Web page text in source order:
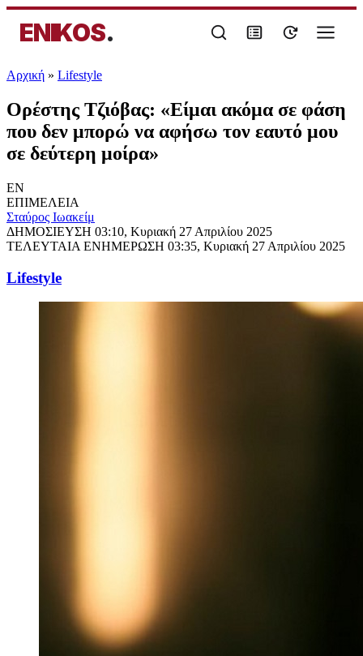
ENIKOS.
Αρχική » Lifestyle
Ορέστης Τζιόβας: «Είμαι ακόμα σε φάση
που δεν μπορώ να αφήσω τον εαυτό μου
σε δεύτερη μοίρα»
EN
ΕΠΙΜΕΛΕΙΑ
Σταύρος Ιωακείμ
ΔΗΜΟΣΙΕΥΣΗ 03:10, Κυριακή 27 Απριλίου 2025
ΤΕΛΕΥΤΑΙΑ ΕΝΗΜΕΡΩΣΗ 03:35, Κυριακή 27 Απριλίου 2025
Lifestyle